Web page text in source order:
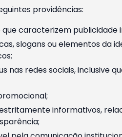
providências:
caracterizem publicidade
slogans ou elementos da
redes sociais, inclusive
informativos,